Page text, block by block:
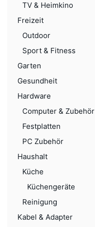
TV & Heimkino
Freizeit
Outdoor
Sport & Fitness
Garten
Gesundheit
Hardware
Computer & Zubehör
Festplatten
PC Zubehör
Haushalt
Küche
Küchengeräte
Reinigung
Kabel & Adapter